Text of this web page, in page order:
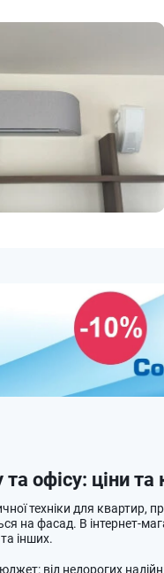
офісу: ціни
техніки для
на фасад. В інтернет-
інших.
від недорогих